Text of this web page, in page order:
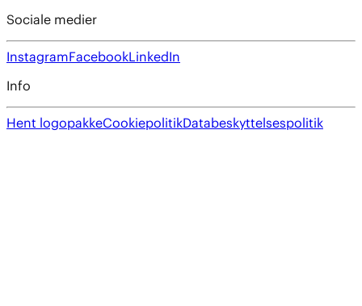
Sociale medier
InstagramFacebookLinkedIn
Info
Hent logopakkeCookiepolitikDatabeskyttelsespolitik